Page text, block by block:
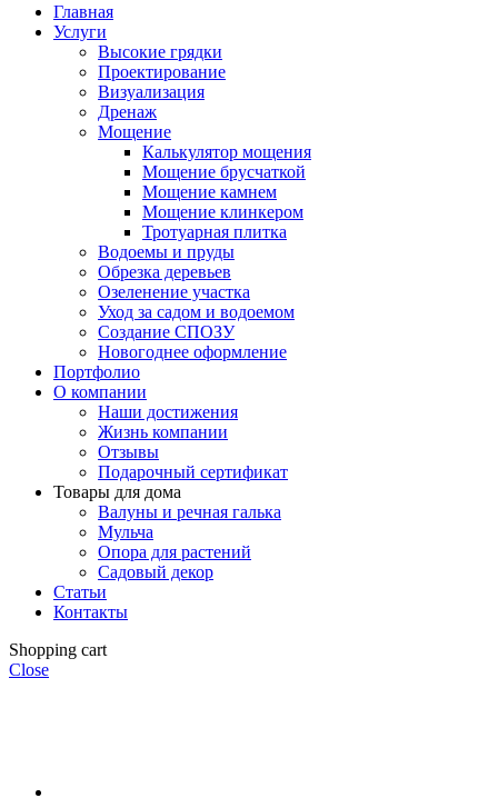
Главная
Услуги
Высокие грядки
Проектирование
Визуализация
Дренаж
Мощение
Калькулятор мощения
Мощение брусчаткой
Мощение камнем
Мощение клинкером
Тротуарная плитка
Водоемы и пруды
Обрезка деревьев
Озеленение участка
Уход за садом и водоемом
Создание СПОЗУ
Новогоднее оформление
Портфолио
О компании
Наши достижения
Жизнь компании
Отзывы
Подарочный сертификат
Товары для дома
Валуны и речная галька
Мульча
Опора для растений
Садовый декор
Статьи
Контакты
Shopping cart
Close